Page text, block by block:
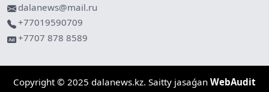
dalanews@mail.ru
+77019590709
+7707 878 8589
Copyright © 2025 dalanews.kz. Saitty jasaǵan WebAudit